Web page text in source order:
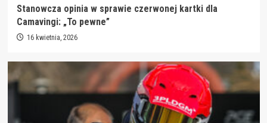
Stanowcza opinia w sprawie czerwonej kartki dla
Camavingi: „To pewne”
16 kwietnia, 2026